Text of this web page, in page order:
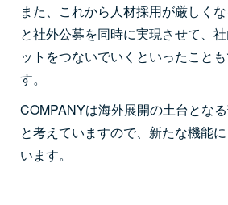
また、これから人材採用が厳しく
と社外公募を同時に実現させて、
ットをつないでいくといったこと
す。
COMPANYは海外展開の土台とな
と考えていますので、新たな機能
います。